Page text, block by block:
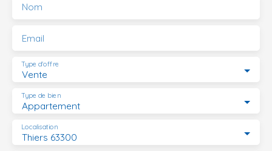
Nom
Email
Vente
Type d'offre
Appartement
Type de bien
Thiers 63300
Localisation